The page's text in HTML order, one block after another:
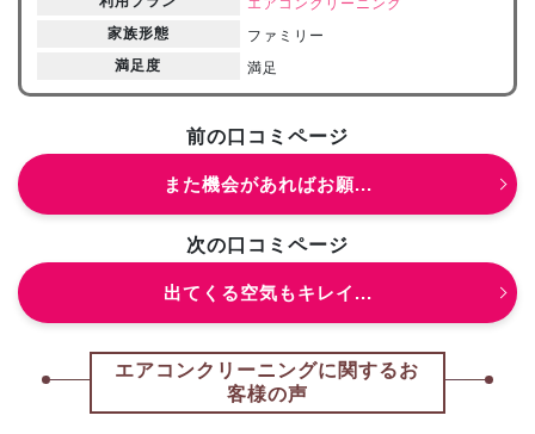
エアコンクリーニング
家族形態
ファミリー
満足度
満足
前の口コミページ
また機会があればお願...
次の口コミページ
出てくる空気もキレイ...
エアコンクリーニングに関するお
客様の声